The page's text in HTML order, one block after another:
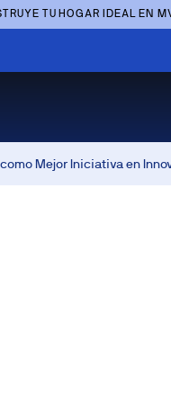
TU HOGAR IDEAL EN
Mejor Iniciativa en